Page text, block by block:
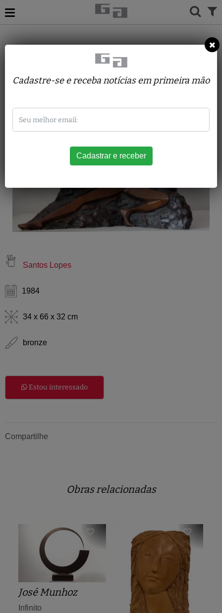
SANTOS LOPES
Isadora Momento II
Santos Lopes
1984
34 x 66 x 32 cm
bronze
Estou interessado
Compartilhe
Obras relacionadas
José Munhoz
Infinito
Cadastre-se e receba notícias em primeira mão